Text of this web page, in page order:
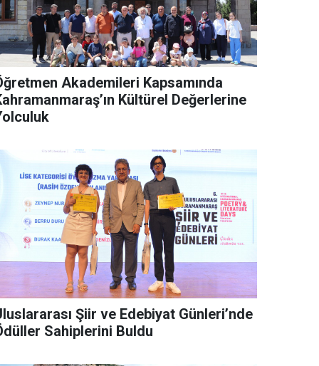
Akademileri Kapsamında
Kültürel Değerlerine
Şiir ve Edebiyat Günleri’nde
Sahiplerini Buldu